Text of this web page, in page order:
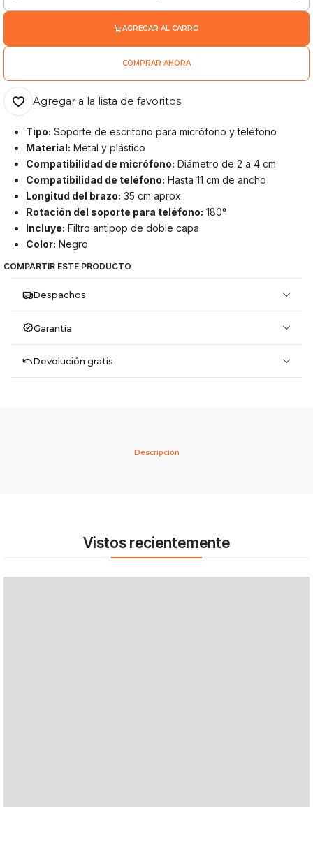
AGREGAR AL CARRO
COMPRAR AHORA
Agregar a la lista de favoritos
Tipo: Soporte de escritorio para micrófono y teléfono
Material: Metal y plástico
Compatibilidad de micrófono: Diámetro de 2 a 4 cm
Compatibilidad de teléfono: Hasta 11 cm de ancho
Longitud del brazo: 35 cm aprox.
Rotación del soporte para teléfono: 180°
Incluye: Filtro antipop de doble capa
Color: Negro
COMPARTIR ESTE PRODUCTO
Despachos
Garantía
Devolución gratis
Descripción
Vistos recientemente